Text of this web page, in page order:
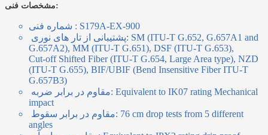
مشخصات فنی:
شماره فنی : S179A-EX-900
پشتیبانی از تار های نوری: SM (ITU-T G.652, G.657A1 and
G.657A2), MM (ITU-T G.651), DSF (ITU-T G.653),
Cut-off Shifted Fiber (ITU-T G.654, Large Area type), NZD
(ITU-T G.655), BIF/UBIF (Bend Insensitive Fiber ITU-T
G.657B3)
مقاوم در برابر ضربه: Equivalent to IK07 rating Mechanical
impact
مقاوم در برابر سقوط: 76 cm drop tests from 5 different
angles